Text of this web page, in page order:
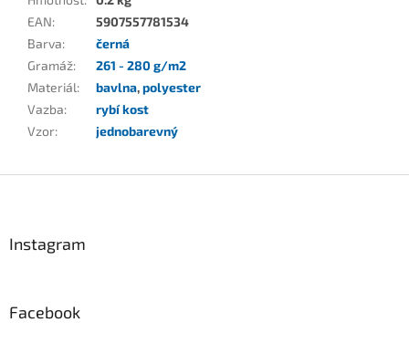
EAN:
5907557781534
Barva:
černá
Gramáž:
261 - 280 g/m2
Materiál: bavlna,polyester
Vazba:
rybí kost
Vzor: jednobarevný
Instagram
Facebook